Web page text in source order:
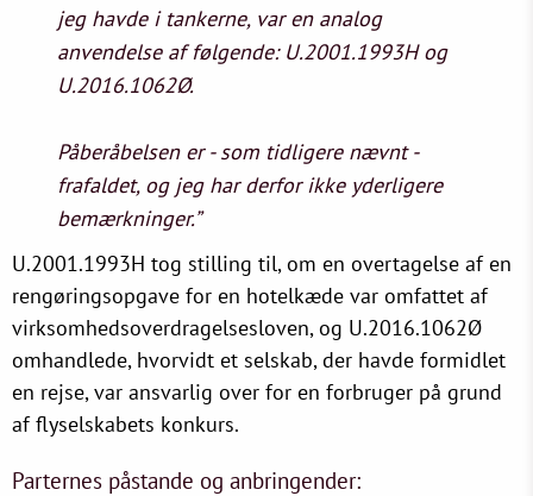
jeg havde i tankerne, var en analog
anvendelse af følgende: U.2001.1993H og
U.2016.1062Ø.
Påberåbelsen er - som tidligere nævnt -
frafaldet, og jeg har derfor ikke yderligere
bemærkninger.”
U.2001.1993H tog stilling til, om en overtagelse af en
rengøringsopgave for en hotelkæde var omfattet af
virksomhedsoverdragelsesloven, og U.2016.1062Ø
omhandlede, hvorvidt et selskab, der havde formidlet
en rejse, var ansvarlig over for en forbruger på grund
af flyselskabets konkurs.
Parternes påstande og anbringender: